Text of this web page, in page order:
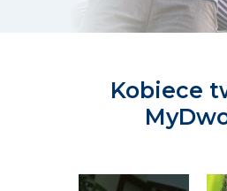
Kobiece